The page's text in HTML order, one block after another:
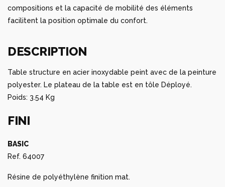
compositions et la capacité de mobilité des éléments
facilitent la position optimale du confort.
DESCRIPTION
Table structure en acier inoxydable peint avec de la peinture
polyester. Le plateau de la table est en tôle Déployé.
Poids: 3.54 Kg
FINI
BASIC
Ref. 64007
Résine de polyéthylène finition mat.